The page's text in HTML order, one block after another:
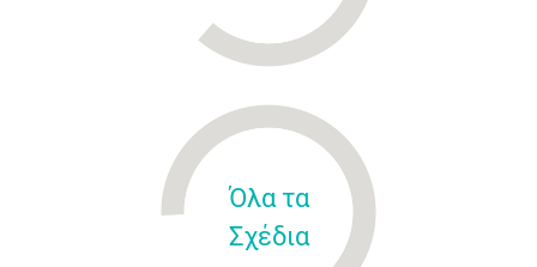
Όλα τα
Σχέδια